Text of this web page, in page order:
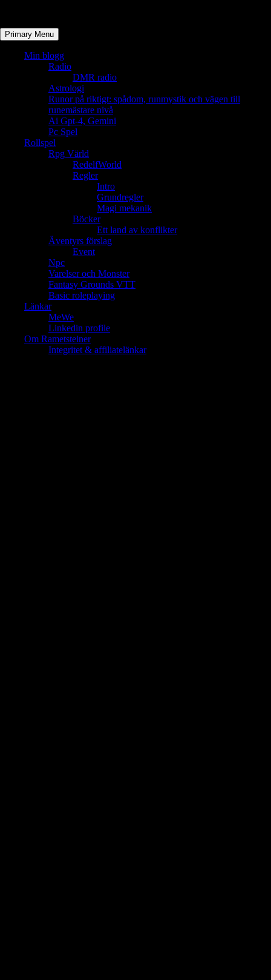
Primary Menu
Min blogg
Radio
DMR radio
Astrologi
Runor på riktigt: spådom, runmystik och vägen till
runemästare nivå
Ai Gpt-4, Gemini
Pc Spel
Rollspel
Rpg Värld
RedelfWorld
Regler
Intro
Grundregler
Magi mekanik
Böcker
Ett land av konflikter
Äventyrs förslag
Event
Npc
Varelser och Monster
Fantasy Grounds VTT
Basic roleplaying
Länkar
MeWe
Linkedin profile
Om Rametsteiner
Integritet & affiliatelänkar